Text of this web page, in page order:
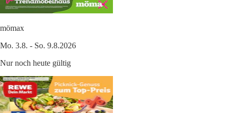
mömax
Mo. 3.8. - So. 9.8.2026
Nur noch heute gültig